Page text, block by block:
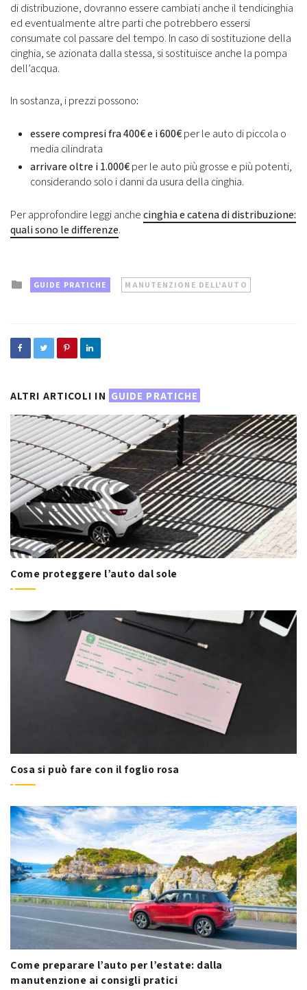
di distribuzione, dovranno essere cambiati anche il tendicinghia
ed eventualmente altre parti che potrebbero essersi
consumate col passare del tempo. In caso di sostituzione della
cinghia, se azionata dalla stessa, si sostituisce anche la pompa
dell’acqua.
In sostanza, i prezzi possono:
essere compresi fra 400€ e i 600€per le auto di piccola o
media cilindrata
arrivare oltre i 1.000€per le auto più grosse e più potenti,
considerando solo i danni da usura della cinghia.
Per approfondire leggi anchecinghia e catena di distribuzione:
quali sono le differenze.
Posted
in
GUIDE PRATICHE MANUTENZIONE DELL'AUTO
ALTRI ARTICOLI IN GUIDE PRATICHE
Come proteggere l’auto dal sole
Cosa si può fare con il foglio rosa
Come preparare l’auto per l’estate: dalla
manutenzione ai consigli pratici